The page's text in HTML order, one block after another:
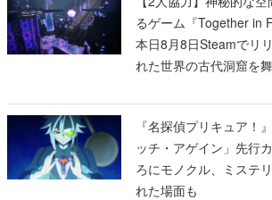
るゲーム『Together in
本日8月8日Steamでリ
れた世界の古代洞窟を
『名探偵プリキュア！
ッチ・アゲイン」先行
ろにモノクル、ミステ
れた場面も